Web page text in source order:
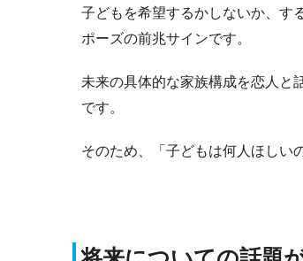
子どもを希望するかしないか、す
ポーズの前兆サインです。
未来の具体的な家族構成を恋人と
です。
そのため、「子どもは何人ほしい